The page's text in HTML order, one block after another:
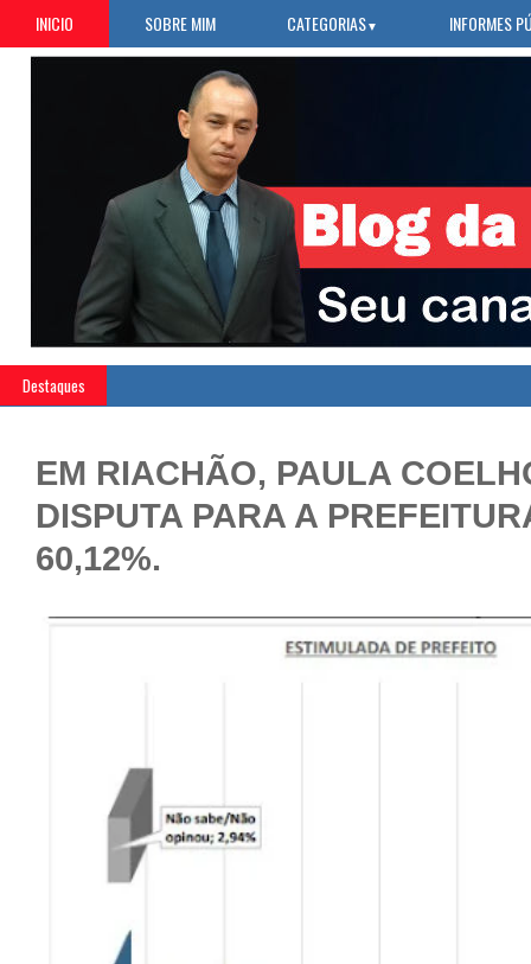
INICIO SOBRE MIM CATEGORIAS▼ INFORMES
Destaques
EM RIACHÃO, PAULA
DISPUTA PARA A
60,12%.